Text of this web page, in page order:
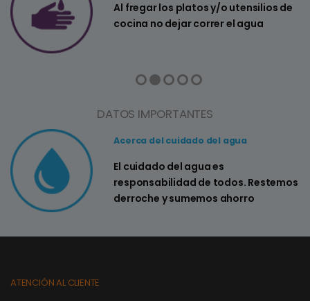
Al fregar los platos y/o utensilios de
cocina no dejar correr el agua
DATOS IMPORTANTES
Acerca del cuidado del agua
El cuidado del agua es
responsabilidad de todos. Restemos
derroche y sumemos ahorro
ATENCIÓN AL CLIENTE